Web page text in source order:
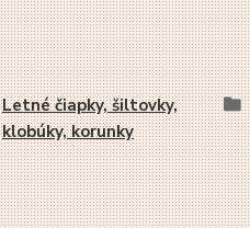
Letné čiapky, šiltovky,
klobúky, korunky